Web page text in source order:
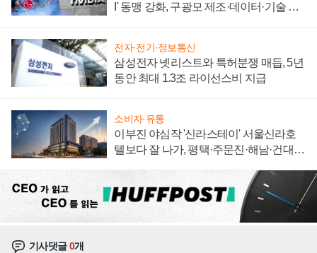
I' 동맹 강화, 구광모 제조·데이터·기술 결
전자·전기·정보통신
삼성전자 넷리스트와 특허분쟁 매듭, 5년
동안 최대 1.3조 라이선스비 지급
소비자·유통
이부진 야심작 '신라스테이' 서울신라호
텔보다 잘 나가, 평택·주문진·해남·건대로
기사댓글0개